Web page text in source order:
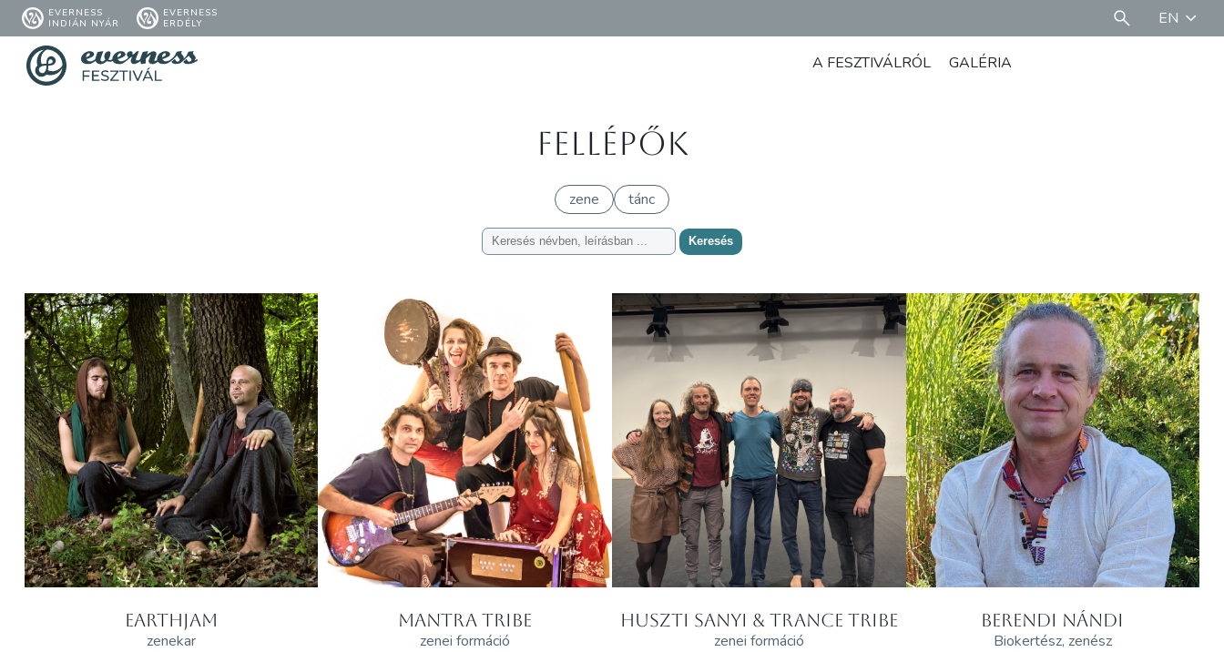
EVERNESS
INDIÁN NYÁR
EVERNESS
ERDÉLY
EN
A FESZTIVÁLRÓL GALÉRIA
Fellépők
zene tánc
Keresés
EARTHJAM
zenekar
MANTRA TRIBE
zenei formáció
HUSZTI SANYI & TRANCE TRIBE
zenei formáció
BERENDI NÁNDI
Biokertész, zenész